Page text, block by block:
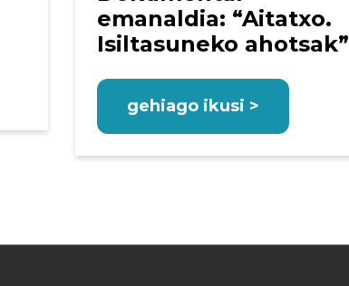
emanaldia: “Aitatxo.
Isiltasuneko ahotsak”
gehiago ikusi >